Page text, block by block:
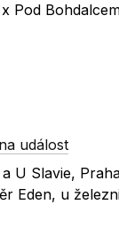
Pod
událost
U Slavie,
Eden, u